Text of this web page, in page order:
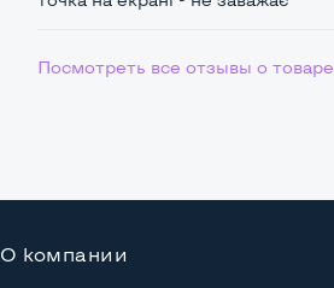
Посмотреть все отзывы о товаре
О компании